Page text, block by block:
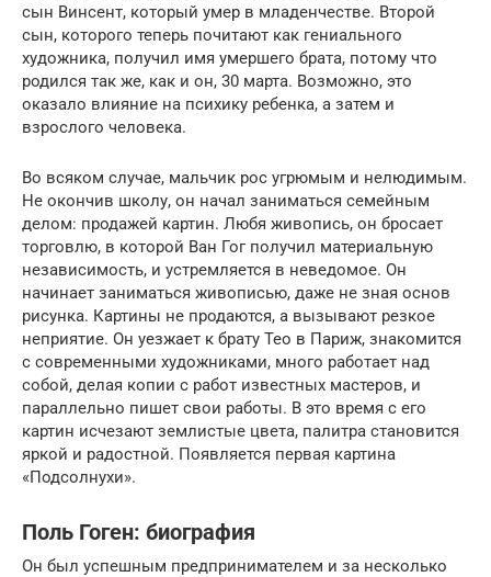
сын Винсент, который умер в младенчестве. Второй
сын, которого теперь почитают как гениального
художника, получил имя умершего брата, потому что
родился так же, как и он, 30 марта. Возможно, это
оказало влияние на психику ребенка, а затем и
взрослого человека.
Во всяком случае, мальчик рос угрюмым и нелюдимым.
Не окончив школу, он начал заниматься семейным
делом: продажей картин. Любя живопись, он бросает
торговлю, в которой Ван Гог получил материальную
независимость, и устремляется в неведомое. Он
начинает заниматься живописью, даже не зная основ
рисунка. Картины не продаются, а вызывают резкое
неприятие. Он уезжает к брату Тео в Париж, знакомится
с современными художниками, много работает над
собой, делая копии с работ известных мастеров, и
параллельно пишет свои работы. В это время с его
картин исчезают землистые цвета, палитра становится
яркой и радостной. Появляется первая картина
«Подсолнухи».
Поль Гоген: биография
Он был успешным предпринимателем и за несколько